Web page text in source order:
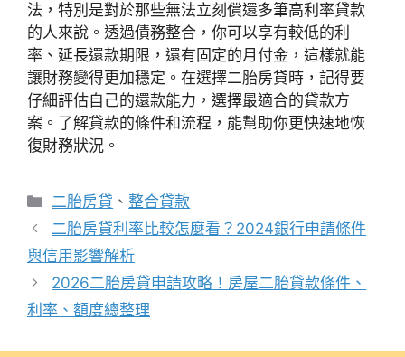
法，特別是對於那些無法立刻償還多筆高利率貸款
的人來說。透過債務整合，你可以享有較低的利
率、延長還款期限，還有固定的月付金，這樣就能
讓財務變得更加穩定。在選擇二胎房貸時，記得要
仔細評估自己的還款能力，選擇最適合的貸款方
案。了解貸款的條件和流程，能幫助你更快速地恢
復財務狀況。
分
類
二胎房貸 、 整合貸款
二胎房貸利率比較怎麼看？2024銀行申請條件
與信用影響解析
2026二胎房貸申請攻略！房屋二胎貸款條件、
利率、額度總整理